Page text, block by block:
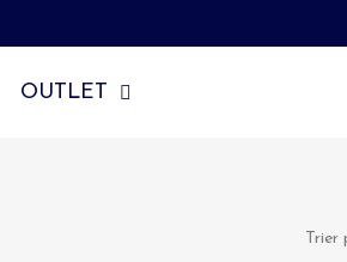
OUTLET
Trier